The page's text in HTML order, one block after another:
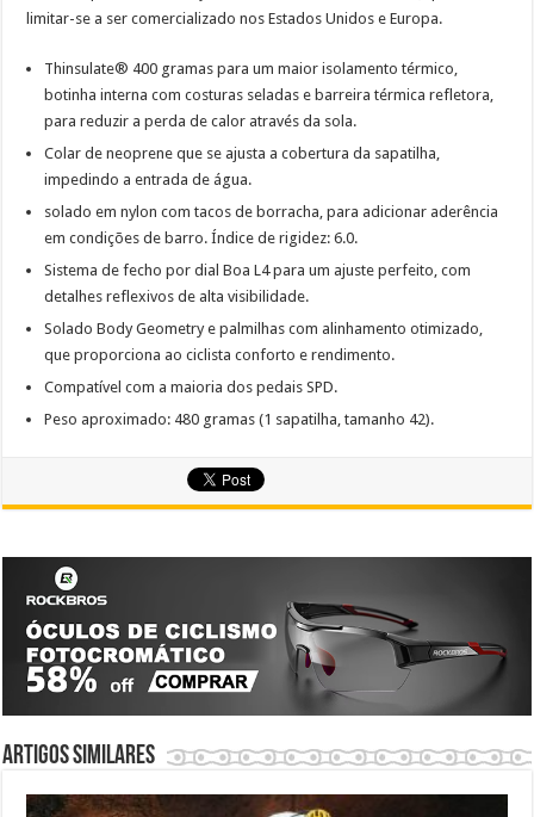
limitar-se a ser comercializado nos Estados Unidos e Europa.
Thinsulate® 400 gramas para um maior isolamento térmico,
botinha interna com costuras seladas e barreira térmica refletora,
para reduzir a perda de calor através da sola.
Colar de neoprene que se ajusta a cobertura da sapatilha,
impedindo a entrada de água.
solado em nylon com tacos de borracha, para adicionar aderência
em condições de barro. Índice de rigidez: 6.0.
Sistema de fecho por dial Boa L4 para um ajuste perfeito, com
detalhes reflexivos de alta visibilidade.
Solado Body Geometry e palmilhas com alinhamento otimizado,
que proporciona ao ciclista conforto e rendimento.
Compatível com a maioria dos pedais SPD.
Peso aproximado: 480 gramas (1 sapatilha, tamanho 42).
Artigos similares